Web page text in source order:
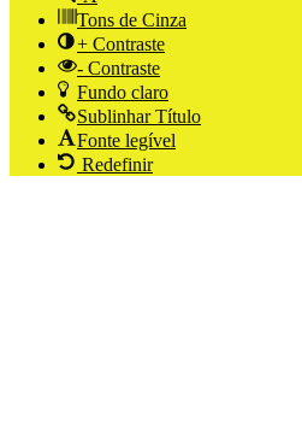
Tons de Cinza
+ Contraste
- Contraste
Fundo claro
Sublinhar Título
Fonte legível
Redefinir